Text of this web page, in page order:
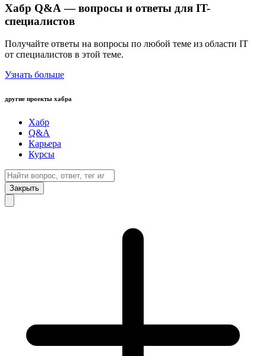
Хабр Q&A — вопросы и ответы для IT-
специалистов
Получайте ответы на вопросы по любой теме из области IT
от специалистов в этой теме.
Узнать больше
другие проекты хабра
Хабр
Q&A
Карьера
Курсы
Закрыть